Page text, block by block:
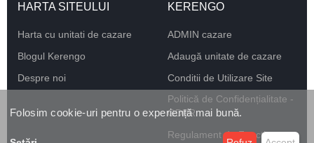
HARTA SITEULUI
Harta cu unitati de cazare
Blogul Kerengo
Despre noi
KERENGO
ADMIN cazare
Adaugă unitate de cazare
Conditii de Utilizare Site
Politică de Confidențialitate -
GDPR
Regulament de Funcționare
Folosim cookie-uri pentru o experiență mai bună.